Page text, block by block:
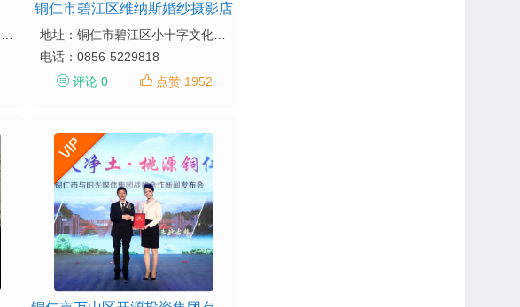
铜仁市碧江区维纳斯婚纱摄影店
电话： 0856-5229818
评论 0
点赞 1952